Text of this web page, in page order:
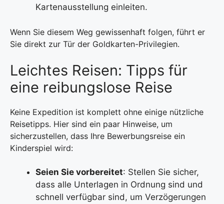
Kartenausstellung einleiten.
Wenn Sie diesem Weg gewissenhaft folgen, führt er
Sie direkt zur Tür der Goldkarten-Privilegien.
Leichtes Reisen: Tipps für
eine reibungslose Reise
Keine Expedition ist komplett ohne einige nützliche
Reisetipps. Hier sind ein paar Hinweise, um
sicherzustellen, dass Ihre Bewerbungsreise ein
Kinderspiel wird:
Seien Sie vorbereitet: Stellen Sie sicher,
dass alle Unterlagen in Ordnung sind und
schnell verfügbar sind, um Verzögerungen